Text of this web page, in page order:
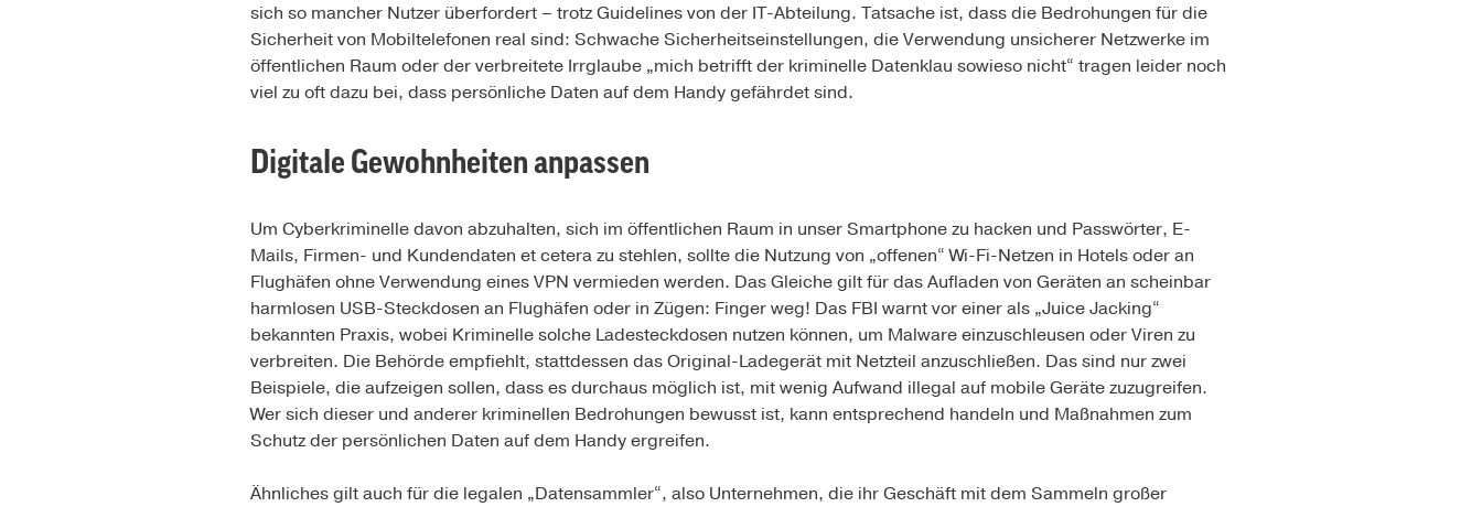
sich so mancher Nutzer überfordert – trotz Guidelines von der IT-Abteilung. Tatsache ist, dass die Bedrohungen für die
Sicherheit von Mobiltelefonen real sind: Schwache Sicherheitseinstellungen, die Verwendung unsicherer Netzwerke im
öffentlichen Raum oder der verbreitete Irrglaube „mich betrifft der kriminelle Datenklau sowieso nicht“ tragen leider noch
viel zu oft dazu bei, dass persönliche Daten auf dem Handy gefährdet sind.
Digitale Gewohnheiten anpassen
Um Cyberkriminelle davon abzuhalten, sich im öffentlichen Raum in unser Smartphone zu hacken und Passwörter, E-
Mails, Firmen- und Kundendaten et cetera zu stehlen, sollte die Nutzung von „offenen“ Wi-Fi-Netzen in Hotels oder an
Flughäfen ohne Verwendung eines VPN vermieden werden. Das Gleiche gilt für das Aufladen von Geräten an scheinbar
harmlosen USB-Steckdosen an Flughäfen oder in Zügen: Finger weg! Das FBI warnt vor einer als „Juice Jacking“
bekannten Praxis, wobei Kriminelle solche Ladesteckdosen nutzen können, um Malware einzuschleusen oder Viren zu
verbreiten. Die Behörde empfiehlt, stattdessen das Original-Ladegerät mit Netzteil anzuschließen. Das sind nur zwei
Beispiele, die aufzeigen sollen, dass es durchaus möglich ist, mit wenig Aufwand illegal auf mobile Geräte zuzugreifen.
Wer sich dieser und anderer kriminellen Bedrohungen bewusst ist, kann entsprechend handeln und Maßnahmen zum
Schutz der persönlichen Daten auf dem Handy ergreifen.
Ähnliches gilt auch für die legalen „Datensammler“, also Unternehmen, die ihr Geschäft mit dem Sammeln großer